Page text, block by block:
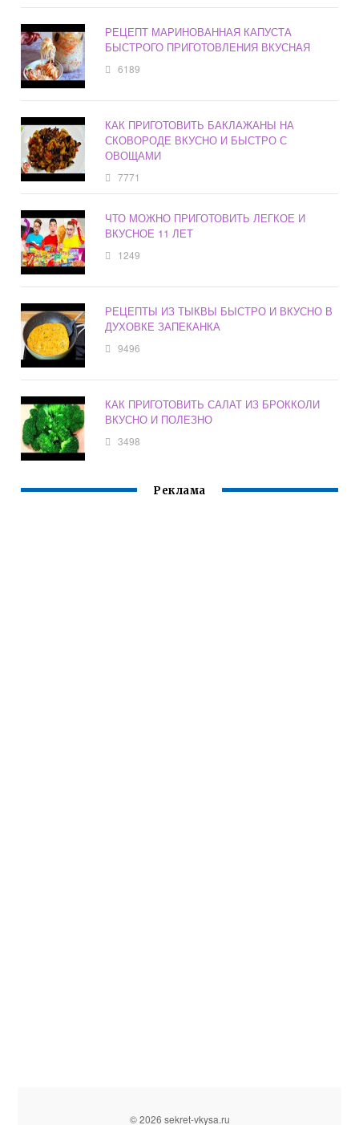
РЕЦЕПТ МАРИНОВАННАЯ КАПУСТА
БЫСТРОГО ПРИГОТОВЛЕНИЯ ВКУСНАЯ
6189
КАК ПРИГОТОВИТЬ БАКЛАЖАНЫ НА
СКОВОРОДЕ ВКУСНО И БЫСТРО С
ОВОЩАМИ
7771
ЧТО МОЖНО ПРИГОТОВИТЬ ЛЕГКОЕ И
ВКУСНОЕ 11 ЛЕТ
1249
РЕЦЕПТЫ ИЗ ТЫКВЫ БЫСТРО И ВКУСНО В
ДУХОВКЕ ЗАПЕКАНКА
9496
КАК ПРИГОТОВИТЬ САЛАТ ИЗ БРОККОЛИ
ВКУСНО И ПОЛЕЗНО
3498
Реклама
© 2026 sekret-vkysa.ru